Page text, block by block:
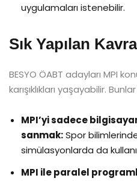
uygulamaları istenebilir.
Sık Yapılan
BESYO ÖABT adayları MPI
karışıklıkları yaşayabilir.
MPI’yi sadece
sanmak:Spor
simülasyonlarda da
MPI ile paralel